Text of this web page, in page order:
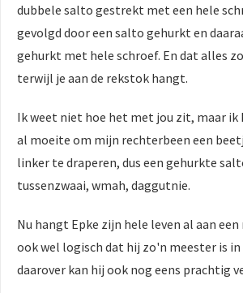
dubbele salto gestrekt met een hele
gevolgd door een salto gehurkt en
gehurkt met hele schroef. En dat alles
terwijl je aan de rekstok hangt.
Ik weet niet hoe het met jou zit, maar ik
al moeite om mijn rechterbeen een
linker te draperen, dus een gehurkte
tussenzwaai, wmah, daggutnie.
Nu hangt Epke zijn hele leven al aan
ook wel logisch dat hij zo'n meester is in
daarover kan hij ook nog eens prachtig